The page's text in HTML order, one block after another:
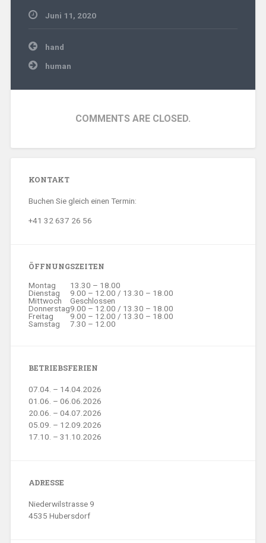
Juni 11, 2020
Beitragsnavigation
hand
human
COMMENTS ARE CLOSED.
KONTAKT
Buchen Sie gleich einen Termin:
+41 32 637 26 56
ÖFFNUNGSZEITEN
Montag
13.30 – 18.00
Dienstag
9.00 – 12.00 / 13.30 – 18.00
Mittwoch
Geschlossen
Donnerstag9.00 – 12.00 / 13.30 – 18.00
Freitag
9.00 – 12.00 / 13.30 – 18.00
Samstag
7.30 – 12.00
BETRIEBSFERIEN
07.04. – 14.04.2026
01.06. – 06.06.2026
20.06. – 04.07.2026
05.09. – 12.09.2026
17.10. – 31.10.2026
ADRESSE
Niederwilstrasse 9
4535 Hubersdorf